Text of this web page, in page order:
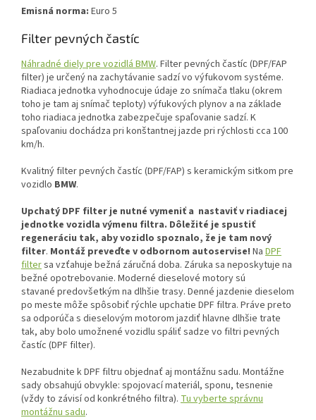
Emisná norma: Euro 5
Filter pevných častíc
Náhradné diely pre vozidlá BMW. Filter pevných častíc (DPF/FAP
filter) je určený na zachytávanie sadzí vo výfukovom systéme.
Riadiaca jednotka vyhodnocuje údaje zo snímača tlaku (okrem
toho je tam aj snímač teploty) výfukových plynov a na základe
toho riadiaca jednotka zabezpečuje spaľovanie sadzí. K
spaľovaniu dochádza pri konštantnej jazde pri rýchlosti cca 100
km/h.
Kvalitný filter pevných častíc (DPF/FAP) s keramickým sitkom pre
vozidlo BMW.
Upchatý DPF filter je nutné vymeniť a nastaviť v riadiacej
jednotke vozidla výmenu filtra. Dôležité je spustiť
regeneráciu tak, aby vozidlo spoznalo, že je tam nový
filter. Montáž preveďte v odbornom autoservise! Na DPF
filtersa vzťahuje bežná záručná doba. Záruka sa neposkytuje na
bežné opotrebovanie. Moderné dieselové motory sú
stavané predovšetkým na dlhšie trasy. Denné jazdenie dieselom
po meste môže spôsobiť rýchle upchatie DPF filtra. Práve preto
sa odporúča s dieselovým motorom jazdiť hlavne dlhšie trate
tak, aby bolo umožnené vozidlu spáliť sadze vo filtri pevných
častíc (DPF filter).
Nezabudnite k DPF filtru objednať aj montážnu sadu. Montážne
sady obsahujú obvykle: spojovací materiál, sponu, tesnenie
(vždy to závisí od konkrétného filtra). Tu vyberte správnu
montážnu sadu.